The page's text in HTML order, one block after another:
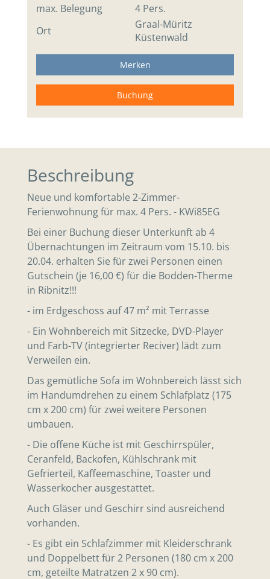
max. Belegung
4 Pers.
Ort
Graal-Müritz
Küstenwald
Merken
Buchung
Beschreibung
Neue und komfortable 2-Zimmer-
Ferienwohnung für max. 4 Pers. - KWi85EG
Bei einer Buchung dieser Unterkunft ab 4
Übernachtungen im Zeitraum vom 15.10. bis
20.04. erhalten Sie für zwei Personen einen
Gutschein (je 16,00 €) für die Bodden-Therme
in Ribnitz!!!
- im Erdgeschoss auf 47 m² mit Terrasse
- Ein Wohnbereich mit Sitzecke, DVD-Player
und Farb-TV (integrierter Reciver) lädt zum
Verweilen ein.
Das gemütliche Sofa im Wohnbereich lässt sich
im Handumdrehen zu einem Schlafplatz (175
cm x 200 cm) für zwei weitere Personen
umbauen.
- Die offene Küche ist mit Geschirrspüler,
Ceranfeld, Backofen, Kühlschrank mit
Gefrierteil, Kaffeemaschine, Toaster und
Wasserkocher ausgestattet.
Auch Gläser und Geschirr sind ausreichend
vorhanden.
- Es gibt ein Schlafzimmer mit Kleiderschrank
und Doppelbett für 2 Personen (180 cm x 200
cm, geteilte Matratzen 2 x 90 cm).